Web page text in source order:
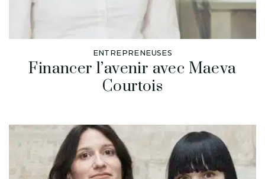
ENTREPRENEUSES
Financer l’avenir avec Maeva
Courtois